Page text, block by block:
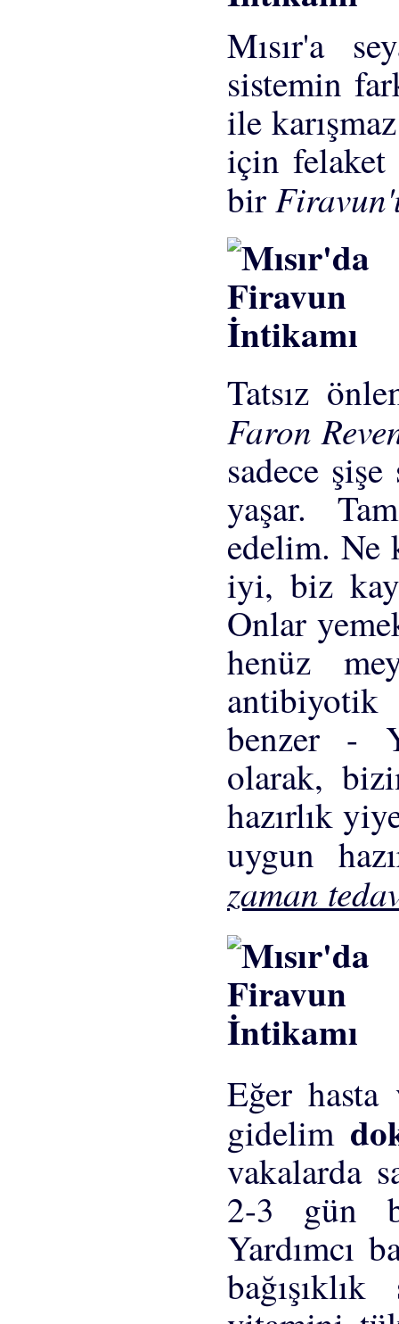
Mısır'a
sistemin
ile
için felaket
bir
Tatsız
Faron
sadece
yaşar.
edelim. Ne
iyi, biz
Onlar
henüz
antibiyotik
benzer -
olarak,
hazırlık
uygun
zaman
Eğer hasta
gidelim
vakalarda
2-3 gün
Yardımcı